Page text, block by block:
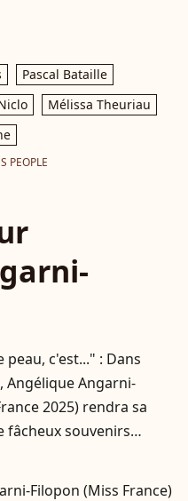
Pascal Bataille
Mélissa Theuriau
PEOPLE
c'est..." : Dans
Angélique Angarni-
2025) rendra sa
fâcheux souvenirs
Filopon (Miss France)